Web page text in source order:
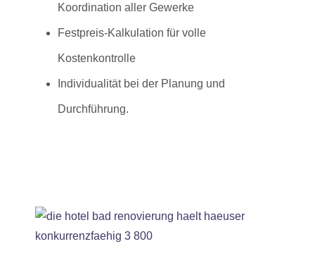
Koordination aller Gewerke
Festpreis-Kalkulation für volle
Kostenkontrolle
Individualität bei der Planung und
Durchführung.